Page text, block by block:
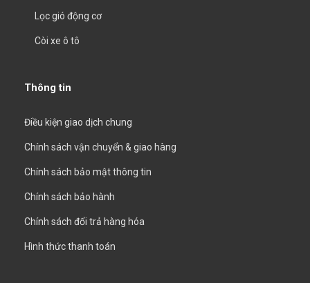
Lọc gió động cơ
Còi xe ô tô
Thông tin
Điều kiện giao dịch chung
Chính sách vận chuyển & giao hàng
Chính sách bảo mật thông tin
Chính sách bảo hành
Chính sách đổi trả hàng hóa
Hình thức thanh toán